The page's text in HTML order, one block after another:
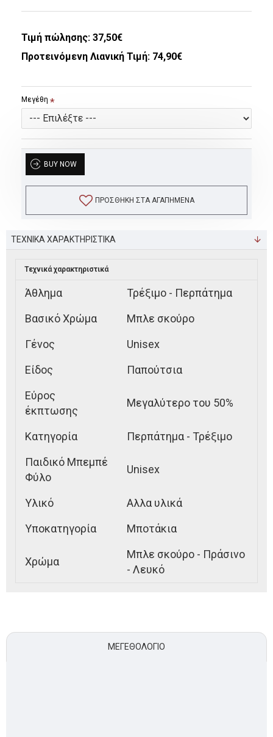
Τιμή πώλησης: 37,50€
Προτεινόμενη Λιανική Τιμή: 74,90€
Μεγέθη
BUY NOW
ΠΡΟΣΘΉΚΗ ΣΤΑ ΑΓΑΠΗΜΈΝΑ
ΤΕΧΝΙΚΑ ΧΑΡΑΚΤΗΡΙΣΤΙΚΑ
Τεχνικά χαρακτηριστικά
Άθλημα
Τρέξιμο - Περπάτημα
Βασικό Χρώμα
Μπλε σκούρο
Γένος
Unisex
Είδος
Παπούτσια
Εύρος
έκπτωσης
Μεγαλύτερο του 50%
Κατηγορία
Περπάτημα - Τρέξιμο
Παιδικό Μπεμπέ
Φύλο
Unisex
Υλικό
Αλλα υλικά
Υποκατηγορία
Μποτάκια
Χρώμα
Μπλε σκούρο - Πράσινο
- Λευκό
ΜΕΓΕΘΟΛΌΓΙΟ